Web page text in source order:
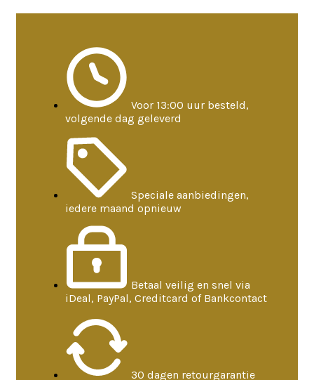
Voor 13:00 uur besteld,
volgende dag geleverd
Speciale aanbiedingen,
iedere maand opnieuw
Betaal veilig en snel via
iDeal, PayPal, Creditcard of Bankcontact
30 dagen retourgarantie